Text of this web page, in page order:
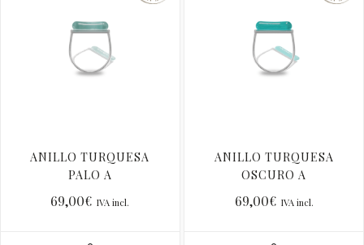
ANILLO TURQUESA
PALO A
69,00€ IVA incl.
ANILLO TURQUESA
OSCURO A
69,00€ IVA incl.